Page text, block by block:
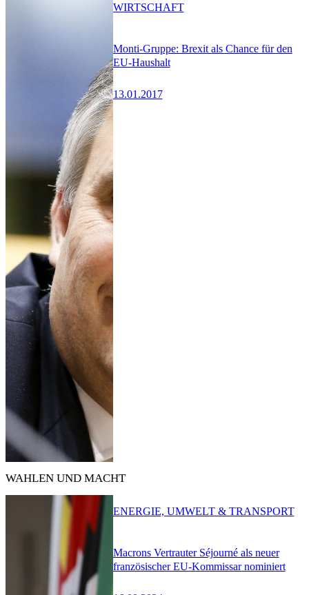
Monti-Gruppe: Brexit als Chance für den
EU-Haushalt
13.01.2017
WIRTSCHAFT
WAHLEN UND MACHT
Macrons Vertrauter Séjourné als neuer
französischer EU-Kommissar nominiert
ENERGIE, UMWELT & TRANSPORT